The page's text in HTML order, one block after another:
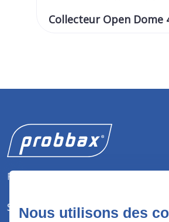
Collecteur Open Dome
Fabricant de solutions pour la
SUIVEZ-NOUS
Nous utilisons des